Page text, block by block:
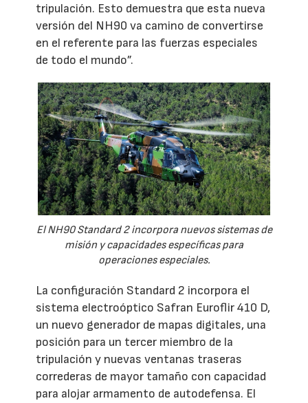
tripulación. Esto demuestra que esta nueva
versión del NH90 va camino de convertirse
en el referente para las fuerzas especiales
de todo el mundo”.
El NH90 Standard 2 incorpora nuevos sistemas de
misión y capacidades específicas para
operaciones especiales.
La configuración Standard 2 incorpora el
sistema electroóptico Safran Euroflir 410 D,
un nuevo generador de mapas digitales, una
posición para un tercer miembro de la
tripulación y nuevas ventanas traseras
correderas de mayor tamaño con capacidad
para alojar armamento de autodefensa. El